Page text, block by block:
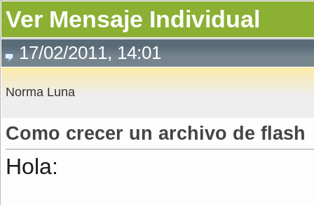
Ver Mensaje Individual
17/02/2011, 14:01
Norma Luna
Como crecer un archivo de flash
Hola: